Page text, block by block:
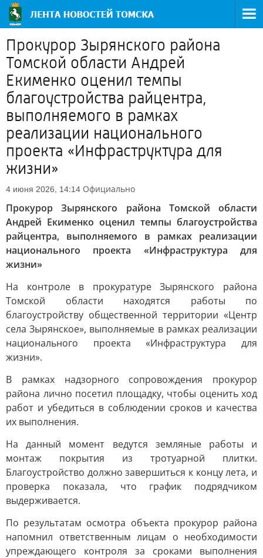
Прокурор Зырянского района
Томской области Андрей
Екименко оценил темпы
благоустройства райцентра,
выполняемого в рамках
реализации национального
проекта «Инфраструктура для
жизни»
4 июня 2026, 14:14 Официально
Прокурор Зырянского района Томской области
Андрей Екименко оценил темпы благоустройства
райцентра, выполняемого в рамках реализации
национального проекта «Инфраструктура для
жизни»
На контроле в прокуратуре Зырянского района
Томской области находятся работы по
благоустройству общественной территории «Центр
села Зырянское», выполняемые в рамках реализации
национального проекта «Инфраструктура для
жизни».
В рамках надзорного сопровождения прокурор
района лично посетил площадку, чтобы оценить ход
работ и убедиться в соблюдении сроков и качества
их выполнения.
На данный момент ведутся земляные работы и
монтаж покрытия из тротуарной плитки.
Благоустройство должно завершиться к концу лета, и
проверка показала, что график подрядчиком
выдерживается.
По результатам осмотра объекта прокурор района
напомнил ответственным лицам о необходимости
упреждающего контроля за сроками выполнения